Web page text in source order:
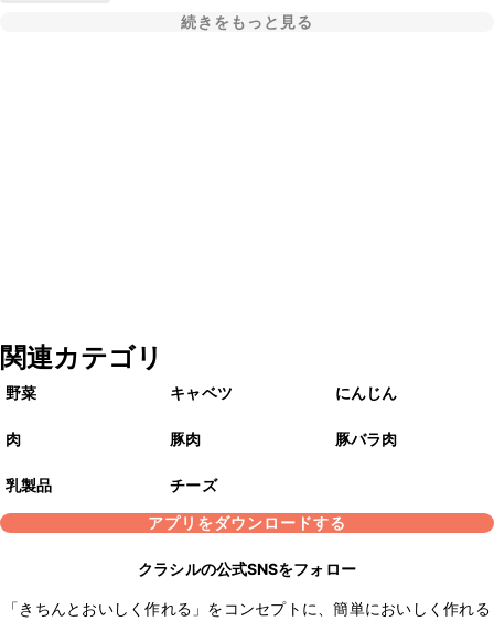
続きをもっと見る
関連カテゴリ
野菜 キャベツ にんじん
肉 豚肉 豚バラ肉
乳製品
チーズ
アプリをダウンロードする
クラシルの公式SNSをフォロー
「きちんとおいしく作れる」をコンセプトに、簡単においしく作れる